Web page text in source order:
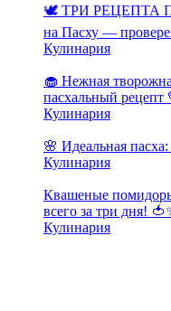
🕊️ ТРИ РЕЦЕПТА
на Пасху —
Кулинария
🧁 Нежная
пасхальный рецепт
Кулинария
🌸 Идеальная
Кулинария
Квашеные
всего за три дня!
Кулинария